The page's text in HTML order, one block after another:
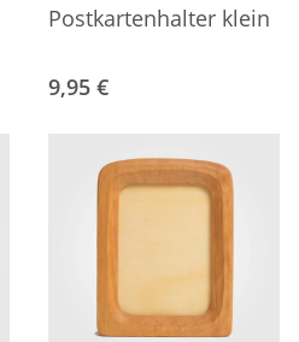
Postkartenhalter klein
9,95 €